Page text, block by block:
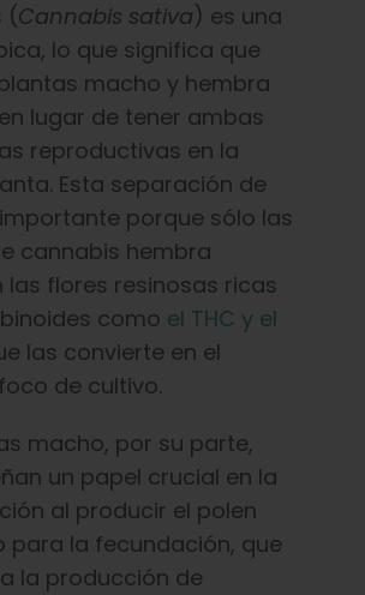
(Cannabis sativa) es una
lo que significa que
macho y hembra
lugar de tener ambas
reproductivas en la
Esta separación de
porque sólo las
cannabis hembra
las flores resinosas ricas
como el THC y el
las convierte en el
de cultivo.
macho, por su parte,
un papel crucial en la
al producir el polen
para la fecundación, que
la producción de